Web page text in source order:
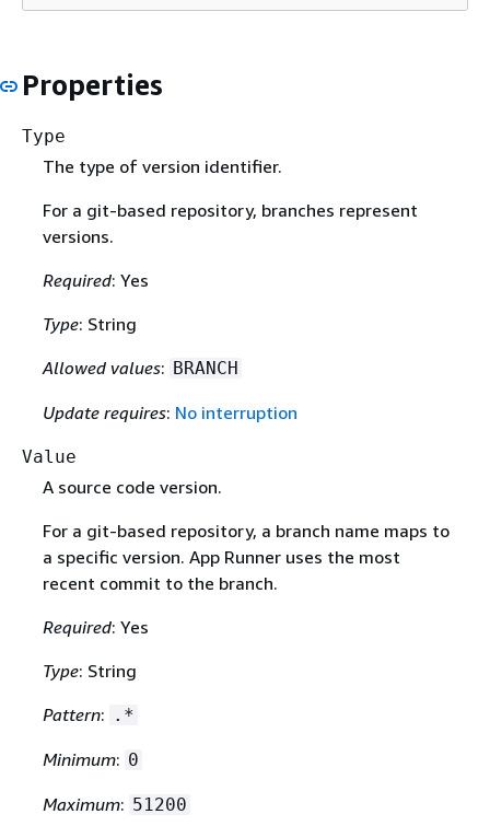
Properties
Type
The type of version identifier.
For a git-based repository, branches represent
versions.
Required: Yes
Type: String
Allowed values: BRANCH
Update requires: No interruption
Value
A source code version.
For a git-based repository, a branch name maps to
a specific version. App Runner uses the most
recent commit to the branch.
Required: Yes
Type: String
Pattern: .*
Minimum: 0
Maximum: 51200